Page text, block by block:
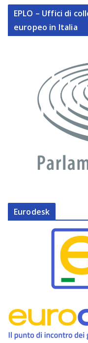
EPLO – Uffici di
europeo in Italia
Eurodesk